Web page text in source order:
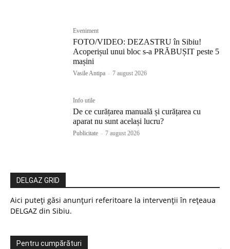
Eveniment
FOTO/VIDEO: DEZASTRU în Sibiu!
Acoperișul unui bloc s-a PRĂBUȘIT peste 5
mașini
Vasile Antipa - 7 august 2026
Info utile
De ce curățarea manuală și curățarea cu
aparat nu sunt același lucru?
Publicitate - 7 august 2026
DELGAZ GRID
Aici puteți găsi anunțuri referitoare la intervenții în rețeaua
DELGAZ din Sibiu.
Pentru cumpărături